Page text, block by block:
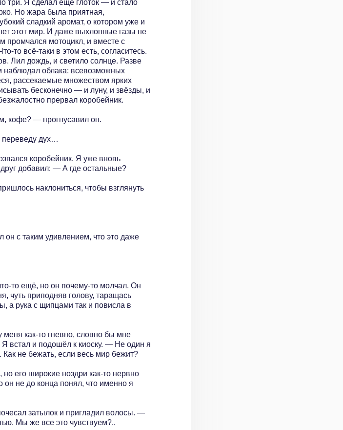
три. Я сделал ещё глоток — и стало
Но жара была приятная,
сладкий аромат, о котором уже и
этот мир. И даже выхлопные газы не
промчался мотоцикл, и вместе с
то всё-таки в этом есть, согласитесь.
Лил дождь, и светило солнце. Разве
наблюдал облака: всевозможных
рассекаемые множеством ярких
бесконечно — и луну, и звёзды, и
прервал коробейник.
кофе? — прогнусавил он.
переведу дух…
коробейник. Я уже вновь
добавил: — А где остальные?
наклониться, чтобы взглянуть
с таким удивлением, что это даже
то ещё, но он почему-то молчал. Он
чуть приподняв голову, таращась
а рука с щипцами так и повисла в
как-то гневно, словно бы мне
Я встал и подошёл к киоску. — Не один я
не бежать, если весь мир бежит?
его широкие ноздри как-то нервно
он не до конца понял, что именно я
затылок и пригладил волосы. —
Мы же все это чувствуем?..